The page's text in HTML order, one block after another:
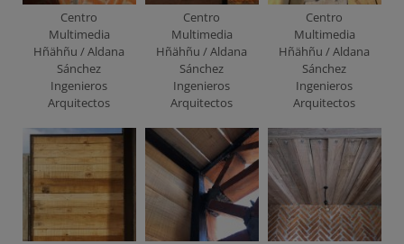
Centro
Multimedia
Hñähñu / Aldana
Sánchez
Ingenieros
Arquitectos
Centro
Multimedia
Hñähñu / Aldana
Sánchez
Ingenieros
Arquitectos
Centro
Multimedia
Hñähñu / Aldana
Sánchez
Ingenieros
Arquitectos